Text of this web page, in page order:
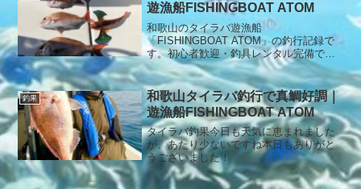
遊漁船FISHINGBOAT ATOM
和歌山のタイラバ遊漁船
「FISHINGBOAT ATOM」の釣行記録で
す。初心者歓迎・釣具レンタル完備で、
安心してタイラバ釣りを楽しめます。本
日もありがとうございました。
釣果
和歌山タイラバ釣行で真鯛好調｜
遊漁船FISHINGBOAT ATOM
タイラバ釣果今日も天気に恵まれました
が、あたり少ないですね本日もありがと
うございました！